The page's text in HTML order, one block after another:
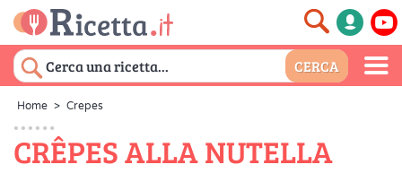
Home > Crepes
CRÊPES ALLA NUTELLA